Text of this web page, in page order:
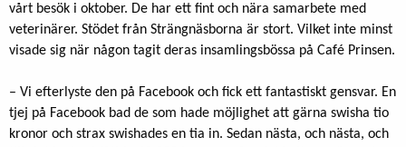
vårt besök i oktober. De har ett fint och nära samarbete med
veterinärer. Stödet från Strängnäsborna är stort. Vilket inte minst
visade sig när någon tagit deras insamlingsbössa på Café Prinsen.
– Vi efterlyste den på Facebook och fick ett fantastiskt gensvar. En
tjej på Facebook bad de som hade möjlighet att gärna swisha tio
kronor och strax swishades en tia in. Sedan nästa, och nästa, och